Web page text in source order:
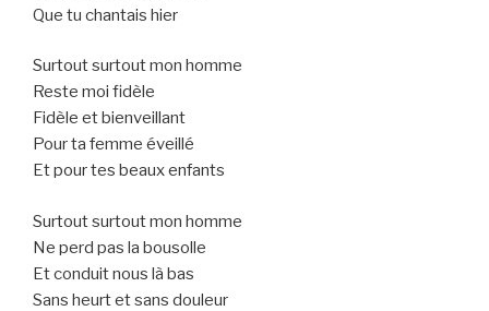
Que tu chantais hier
Surtout surtout mon homme
Reste moi fidèle
Fidèle et bienveillant
Pour ta femme éveillé
Et pour tes beaux enfants
Surtout surtout mon homme
Ne perd pas la bousolle
Et conduit nous là bas
Sans heurt et sans douleur